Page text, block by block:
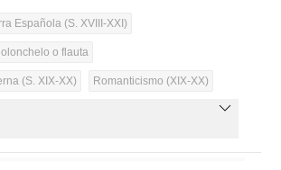
Española (S. XVIII-XXI)
o flauta
(S. XIX-XX) Romanticismo (XIX-XX)